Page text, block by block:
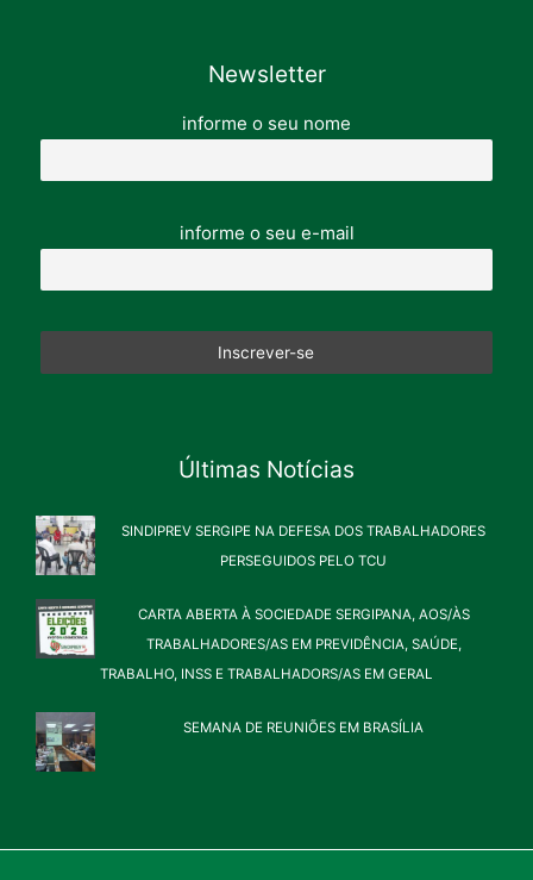
Newsletter
informe o seu nome
informe o seu e-mail
Últimas Notícias
SINDIPREV SERGIPE NA DEFESA DOS TRABALHADORES
PERSEGUIDOS PELO TCU
CARTA ABERTA À SOCIEDADE SERGIPANA, AOS/ÀS
TRABALHADORES/AS EM PREVIDÊNCIA, SAÚDE,
TRABALHO, INSS E TRABALHADORS/AS EM GERAL
SEMANA DE REUNIÕES EM BRASÍLIA